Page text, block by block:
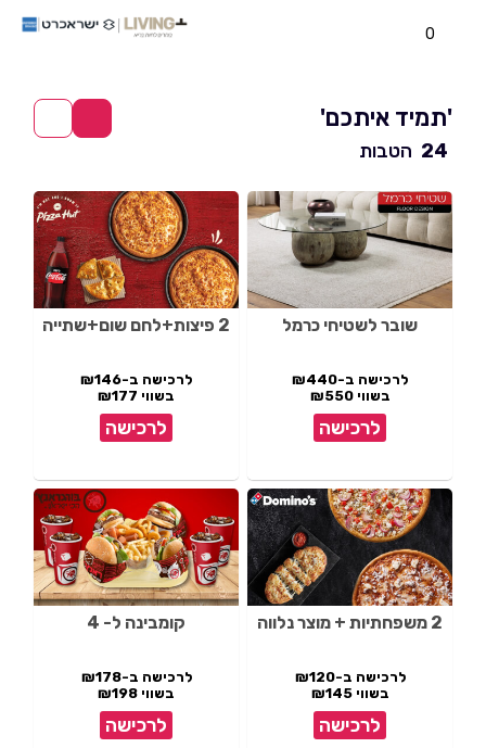
0
'תמיד איתכם'
24 הטבות
שובר לשטיחי כרמל
לרכישה ב-₪440
בשווי ₪550
לרכישה
2 פיצות+לחם שום+שתייה
לרכישה ב-₪146
בשווי ₪177
לרכישה
2 משפחתיות + מוצר נלווה
לרכישה ב-₪120
בשווי ₪145
לרכישה
קומבינה ל- 4
לרכישה ב-₪178
בשווי ₪198
לרכישה